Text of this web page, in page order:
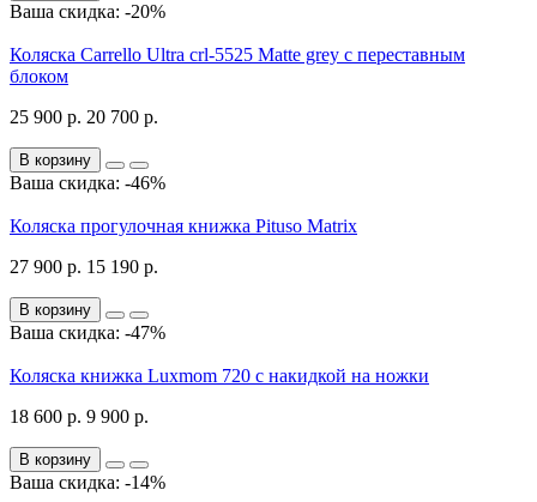
Ваша скидка: -20%
Коляска Carrello Ultra crl-5525 Matte grey с переставным
блоком
25 900 р. 20 700 р.
В корзину
Ваша скидка: -46%
Коляска прогулочная книжка Pituso Matrix
27 900 р. 15 190 р.
В корзину
Ваша скидка: -47%
Коляска книжка Luxmom 720 с накидкой на ножки
18 600 р. 9 900 р.
В корзину
Ваша скидка: -14%